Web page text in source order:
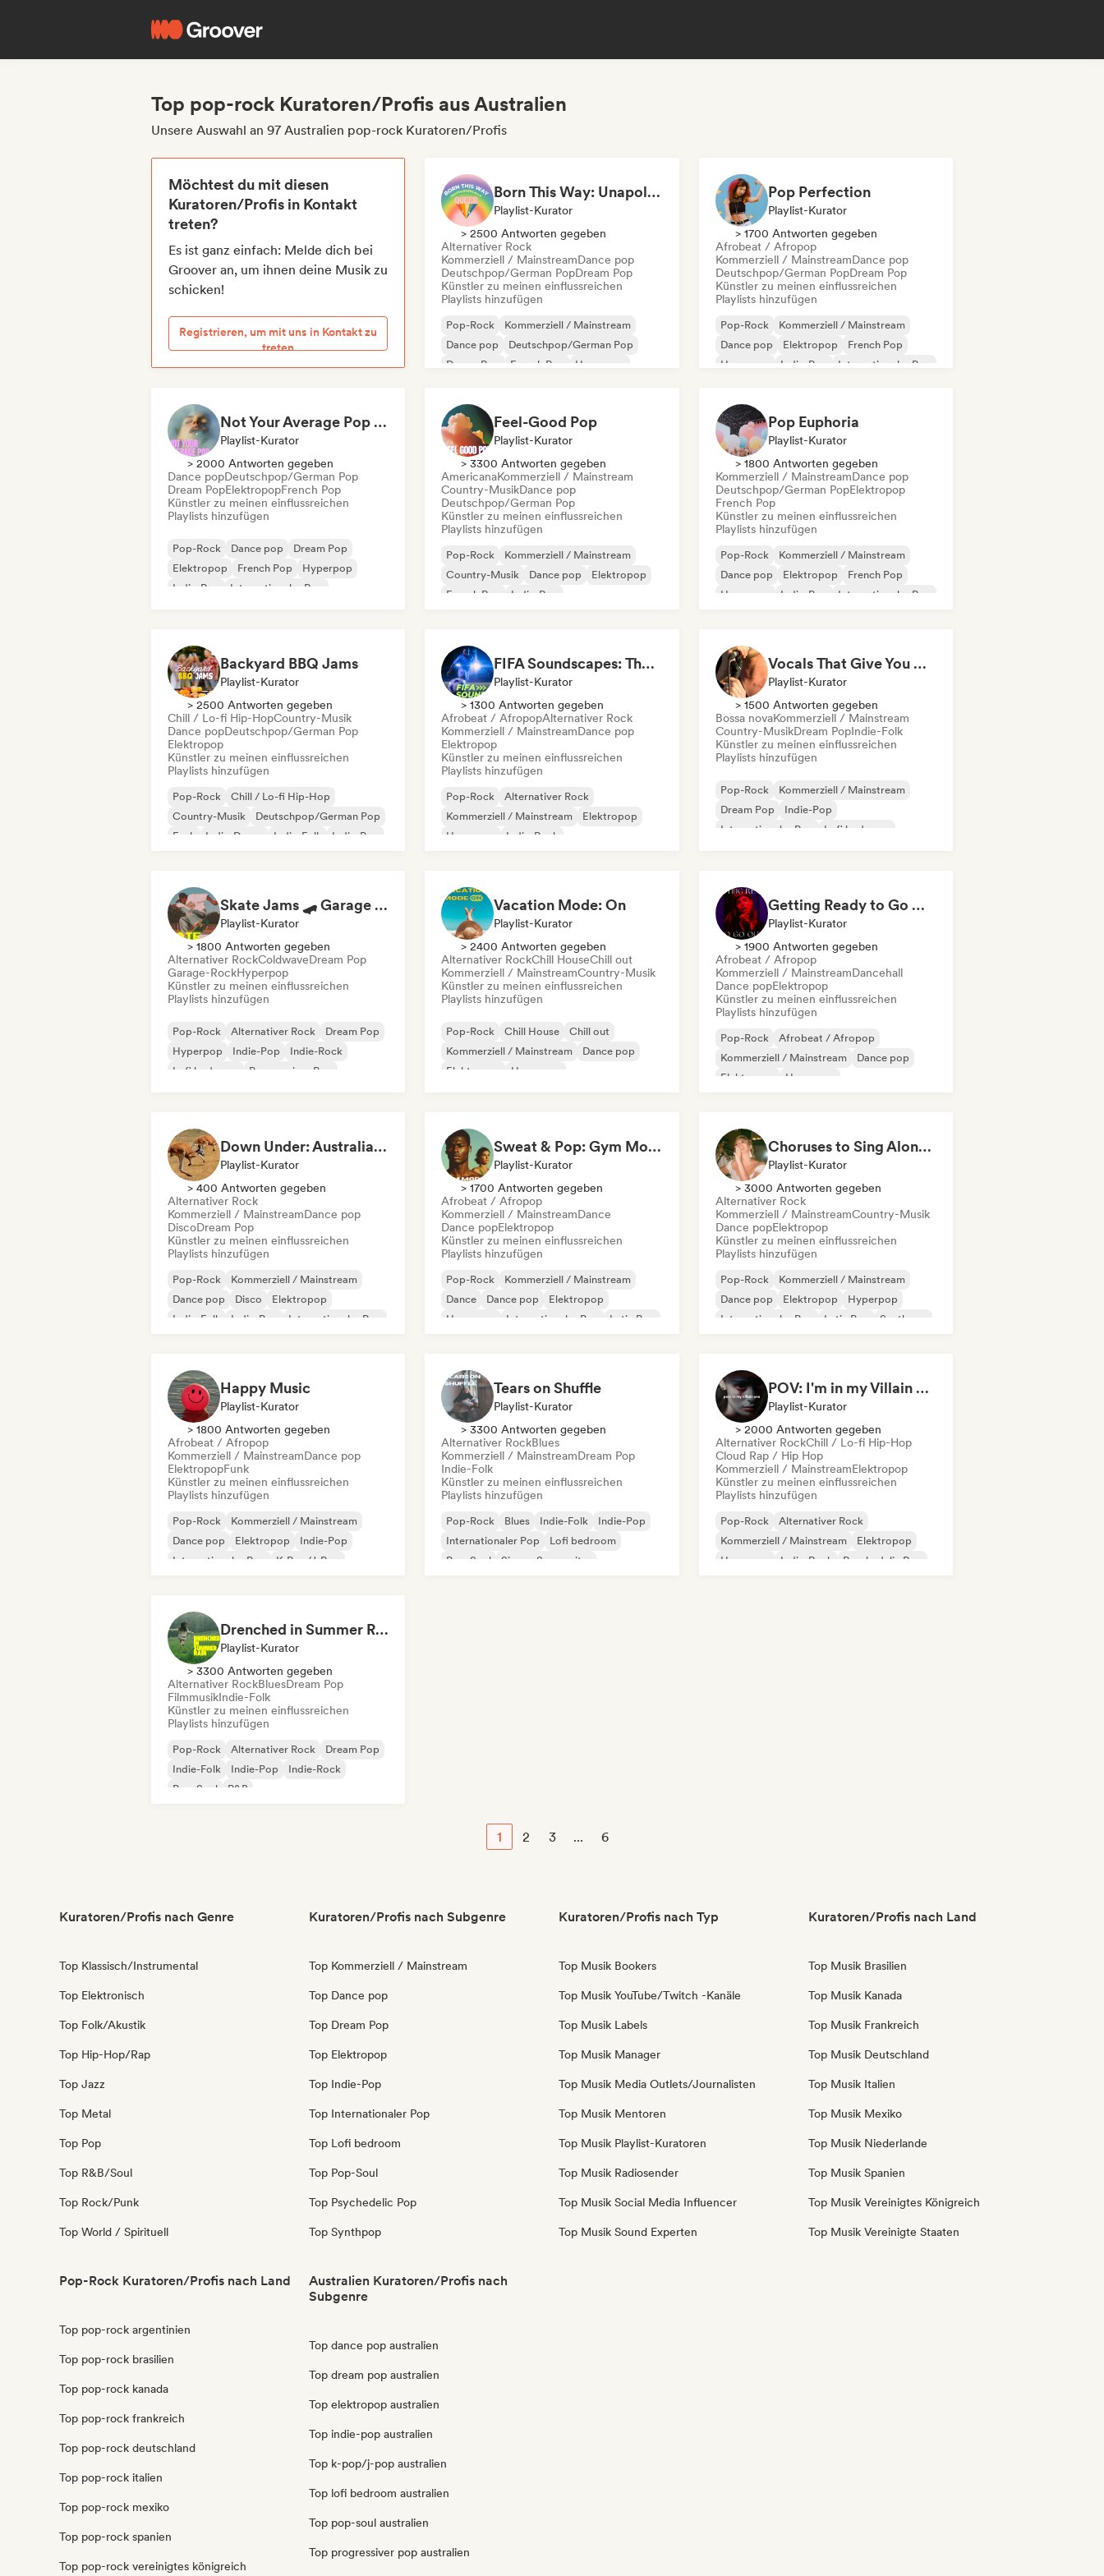
Top pop-rock Kuratoren/Profis aus Australien
Unsere Auswahl an 97 Australien pop-rock Kuratoren/Profis
Möchtest du mit diesen
Kuratoren/Profis in Kontakt
treten?
Es ist ganz einfach: Melde dich bei
Groover an, um ihnen deine Musik zu
schicken!
Registrieren, um mit uns in Kontakt zu
treten
Born This Way: Unapologetically Queer
Playlist-Kurator
> 2500 Antworten gegeben
Alternativer Rock
Kommerziell / MainstreamDance pop
Deutschpop/German PopDream Pop
Künstler zu meinen einflussreichen
Playlists hinzufügen
Pop-Rock
Kommerziell / Mainstream
Dance pop
Deutschpop/German Pop
Dream Pop
French Pop
Hyperpop
Pop Perfection
Playlist-Kurator
> 1700 Antworten gegeben
Afrobeat / Afropop
Kommerziell / MainstreamDance pop
Deutschpop/German PopDream Pop
Künstler zu meinen einflussreichen
Playlists hinzufügen
Pop-Rock
Kommerziell / Mainstream
Dance pop
Elektropop
French Pop
Hyperpop
Indie-Pop Internationaler Pop
Not Your Average Pop 🛸 Art Pop, Alt-Pop & Indie Pop
Playlist-Kurator
> 2000 Antworten gegeben
Dance popDeutschpop/German Pop
Dream PopElektropopFrench Pop
Künstler zu meinen einflussreichen
Playlists hinzufügen
Pop-Rock Dance pop
Dream Pop
Elektropop
French Pop
Hyperpop
Indie-Pop
Internationaler Pop
Feel-Good Pop
Playlist-Kurator
> 3300 Antworten gegeben
AmericanaKommerziell / Mainstream
Country-MusikDance pop
Deutschpop/German Pop
Künstler zu meinen einflussreichen
Playlists hinzufügen
Pop-Rock
Kommerziell / Mainstream
Country-Musik
Dance pop
Elektropop
French Pop
Indie-Pop
Pop Euphoria
Playlist-Kurator
> 1800 Antworten gegeben
Kommerziell / MainstreamDance pop
Deutschpop/German PopElektropop
French Pop
Künstler zu meinen einflussreichen
Playlists hinzufügen
Pop-Rock
Kommerziell / Mainstream
Dance pop
Elektropop
French Pop
Hyperpop
Indie-Pop Internationaler Pop
Backyard BBQ Jams
Playlist-Kurator
> 2500 Antworten gegeben
Chill / Lo-fi Hip-HopCountry-Musik
Dance popDeutschpop/German Pop
Elektropop
Künstler zu meinen einflussreichen
Playlists hinzufügen
Pop-Rock
Chill / Lo-fi Hip-Hop
Country-Musik
Deutschpop/German Pop
Funk
Indie-Dance Indie-Folk Indie-Pop
FIFA Soundscapes: The Ultimate Soundtrack ⚽️ Festival Indie, Electropop & Dance Anthems
Playlist-Kurator
> 1300 Antworten gegeben
Afrobeat / AfropopAlternativer Rock
Kommerziell / MainstreamDance pop
Elektropop
Künstler zu meinen einflussreichen
Playlists hinzufügen
Pop-Rock
Alternativer Rock
Kommerziell / Mainstream
Elektropop
Hyperpop
Indie-Rock
Vocals That Give You Chills
Playlist-Kurator
> 1500 Antworten gegeben
Bossa novaKommerziell / Mainstream
Country-MusikDream PopIndie-Folk
Künstler zu meinen einflussreichen
Playlists hinzufügen
Pop-Rock
Kommerziell / Mainstream
Dream Pop
Indie-Pop
Internationaler Pop
Lofi bedroom
Skate Jams 🛹 Garage Rock, Surf Rock & Neo-Psych
Playlist-Kurator
> 1800 Antworten gegeben
Alternativer RockColdwaveDream Pop
Garage-RockHyperpop
Künstler zu meinen einflussreichen
Playlists hinzufügen
Pop-Rock Alternativer Rock
Dream Pop
Hyperpop
Indie-Pop
Indie-Rock
Lofi bedroom
Progressiver Pop
Vacation Mode: On
Playlist-Kurator
> 2400 Antworten gegeben
Alternativer RockChill HouseChill out
Kommerziell / MainstreamCountry-Musik
Künstler zu meinen einflussreichen
Playlists hinzufügen
Pop-Rock Chill House
Chill out
Kommerziell / Mainstream
Dance pop
Elektropop
Hyperpop
Getting Ready to Go Out 🍒💋
Playlist-Kurator
> 1900 Antworten gegeben
Afrobeat / Afropop
Kommerziell / MainstreamDancehall
Dance popElektropop
Künstler zu meinen einflussreichen
Playlists hinzufügen
Pop-Rock
Afrobeat / Afropop
Kommerziell / Mainstream
Dance pop
Elektropop
Hyperpop
Down Under: Australia & NZ Soundscape
Playlist-Kurator
> 400 Antworten gegeben
Alternativer Rock
Kommerziell / MainstreamDance pop
DiscoDream Pop
Künstler zu meinen einflussreichen
Playlists hinzufügen
Pop-Rock
Kommerziell / Mainstream
Dance pop
Disco
Elektropop
Indie-Folk
Indie-Pop Internationaler Pop
Sweat & Pop: Gym Mode 💦
Playlist-Kurator
> 1700 Antworten gegeben
Afrobeat / Afropop
Kommerziell / MainstreamDance
Dance popElektropop
Künstler zu meinen einflussreichen
Playlists hinzufügen
Pop-Rock
Kommerziell / Mainstream
Dance
Dance pop
Elektropop
Hyperpop
Internationaler Pop Latin Pop
Choruses to Sing Along To
Playlist-Kurator
> 3000 Antworten gegeben
Alternativer Rock
Kommerziell / MainstreamCountry-Musik
Dance popElektropop
Künstler zu meinen einflussreichen
Playlists hinzufügen
Pop-Rock
Kommerziell / Mainstream
Dance pop
Elektropop
Hyperpop
Internationaler Pop
Latin Pop Synthpop
Happy Music
Playlist-Kurator
> 1800 Antworten gegeben
Afrobeat / Afropop
Kommerziell / MainstreamDance pop
ElektropopFunk
Künstler zu meinen einflussreichen
Playlists hinzufügen
Pop-Rock
Kommerziell / Mainstream
Dance pop
Elektropop
Indie-Pop
Internationaler Pop
K-Pop/J-Pop
Tears on Shuffle
Playlist-Kurator
> 3300 Antworten gegeben
Alternativer RockBlues
Kommerziell / MainstreamDream Pop
Indie-Folk
Künstler zu meinen einflussreichen
Playlists hinzufügen
Pop-Rock Blues Indie-Folk
Indie-Pop
Internationaler Pop
Lofi bedroom
Pop-Soul
Singer-Songwriter
POV: I'm in my Villain Era
Playlist-Kurator
> 2000 Antworten gegeben
Alternativer RockChill / Lo-fi Hip-Hop
Cloud Rap / Hip Hop
Kommerziell / MainstreamElektropop
Künstler zu meinen einflussreichen
Playlists hinzufügen
Pop-Rock
Alternativer Rock
Kommerziell / Mainstream
Elektropop
Hyperpop
Indie-Rock
Psychedelic Pop
Drenched in Summer Rain 🌧️🌴
Playlist-Kurator
> 3300 Antworten gegeben
Alternativer RockBluesDream Pop
FilmmusikIndie-Folk
Künstler zu meinen einflussreichen
Playlists hinzufügen
Pop-Rock Alternativer Rock
Dream Pop
Indie-Folk
Indie-Pop
Indie-Rock
Pop-Soul
R&B
1 2 3 ... 6
Kuratoren/Profis nach Genre
Top Klassisch/Instrumental
Top Elektronisch
Top Folk/Akustik
Top Hip-Hop/Rap
Top Jazz
Top Metal
Top Pop
Top R&B/Soul
Top Rock/Punk
Top World / Spirituell
Kuratoren/Profis nach Subgenre
Top Kommerziell / Mainstream
Top Dance pop
Top Dream Pop
Top Elektropop
Top Indie-Pop
Top Internationaler Pop
Top Lofi bedroom
Top Pop-Soul
Top Psychedelic Pop
Top Synthpop
Kuratoren/Profis nach Typ
Top Musik Bookers
Top Musik YouTube/Twitch -Kanäle
Top Musik Labels
Top Musik Manager
Top Musik Media Outlets/Journalisten
Top Musik Mentoren
Top Musik Playlist-Kuratoren
Top Musik Radiosender
Top Musik Social Media Influencer
Top Musik Sound Experten
Kuratoren/Profis nach Land
Top Musik Brasilien
Top Musik Kanada
Top Musik Frankreich
Top Musik Deutschland
Top Musik Italien
Top Musik Mexiko
Top Musik Niederlande
Top Musik Spanien
Top Musik Vereinigtes Königreich
Top Musik Vereinigte Staaten
Pop-Rock Kuratoren/Profis nach Land
Top pop-rock argentinien
Top pop-rock brasilien
Top pop-rock kanada
Top pop-rock frankreich
Top pop-rock deutschland
Top pop-rock italien
Top pop-rock mexiko
Top pop-rock spanien
Top pop-rock vereinigtes königreich
Australien Kuratoren/Profis nach
Subgenre
Top dance pop australien
Top dream pop australien
Top elektropop australien
Top indie-pop australien
Top k-pop/j-pop australien
Top lofi bedroom australien
Top pop-soul australien
Top progressiver pop australien